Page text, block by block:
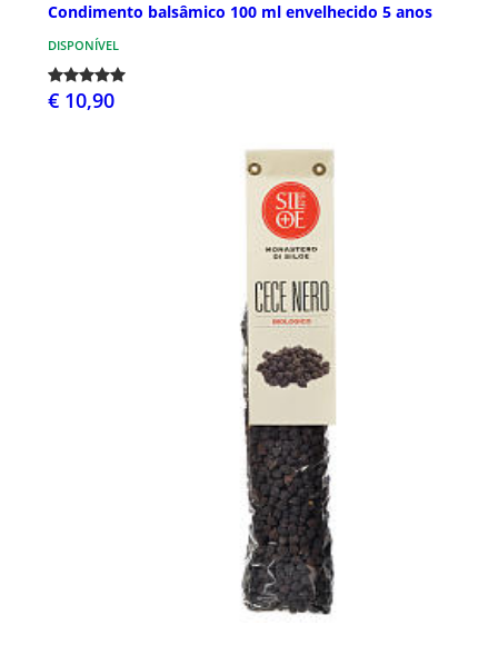
Condimento balsâmico 100 ml envelhecido 5 anos
DISPONÍVEL
€ 10,90